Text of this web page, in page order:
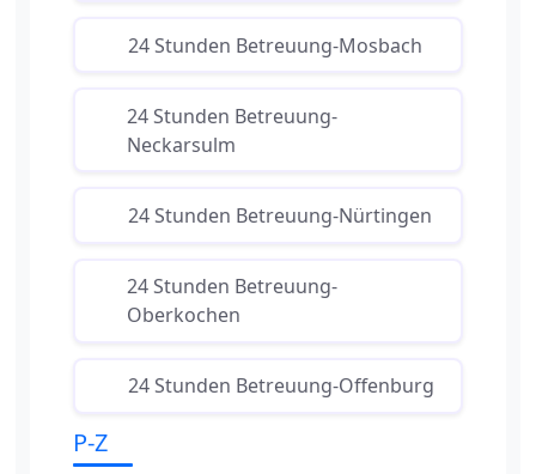
24 Stunden Betreuung-Mosbach
24 Stunden Betreuung-
Neckarsulm
24 Stunden Betreuung-Nürtingen
24 Stunden Betreuung-
Oberkochen
24 Stunden Betreuung-Offenburg
P-Z